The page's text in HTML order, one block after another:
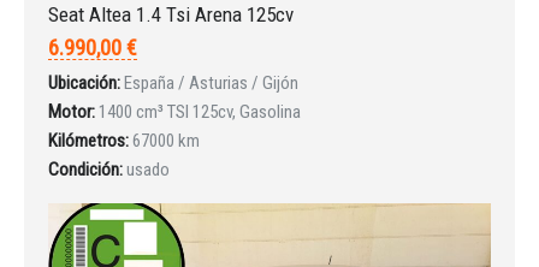
Iniciar sesión
Seat Altea 1.4 Tsi Arena 125cv
6.990,00 €
Ubicación:España / Asturias / Gijón
Motor: 1400 cm³ TSI 125cv, Gasolina
Kilómetros:67000 km
Condición:usado